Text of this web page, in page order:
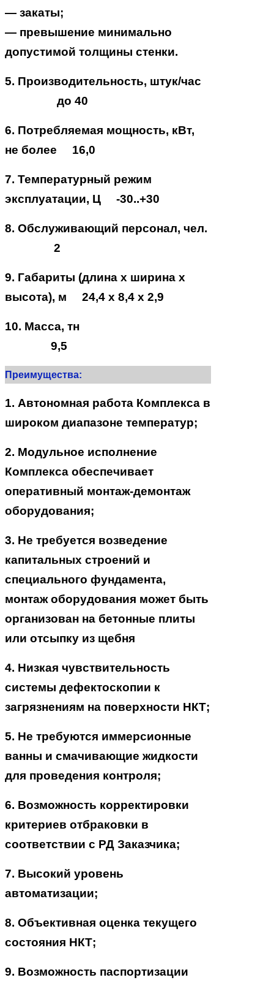
— закаты;
— превышение минимально
допустимой толщины стенки.
5. Производительность, штук/час
до 40
6. Потребляемая мощность, кВт,
не более 16,0
7. Температурный режим
эксплуатации, Ц -30..+30
8. Обслуживающий персонал, чел.
2
9. Габариты (длина х ширина х
высота), м 24,4 х 8,4 х 2,9
10. Масса, тн
9,5
Преимущества:
1. Автономная работа Комплекса в
широком диапазоне температур;
2. Модульное исполнение
Комплекса обеспечивает
оперативный монтаж-демонтаж
оборудования;
3. Не требуется возведение
капитальных строений и
специального фундамента,
монтаж оборудования может быть
организован на бетонные плиты
или отсыпку из щебня
4. Низкая чувствительность
системы дефектоскопии к
загрязнениям на поверхности НКТ;
5. Не требуются иммерсионные
ванны и смачивающие жидкости
для проведения контроля;
6. Возможность корректировки
критериев отбраковки в
соответствии с РД Заказчика;
7. Высокий уровень
автоматизации;
8. Объективная оценка текущего
состояния НКТ;
9. Возможность паспортизации